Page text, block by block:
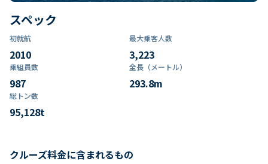
スペック
初就航
2010
最大乗客人数
3,223
乗組員数​
987
全長（メートル）
293.8m
総トン数​
95,128t
クルーズ料金に含まれるもの